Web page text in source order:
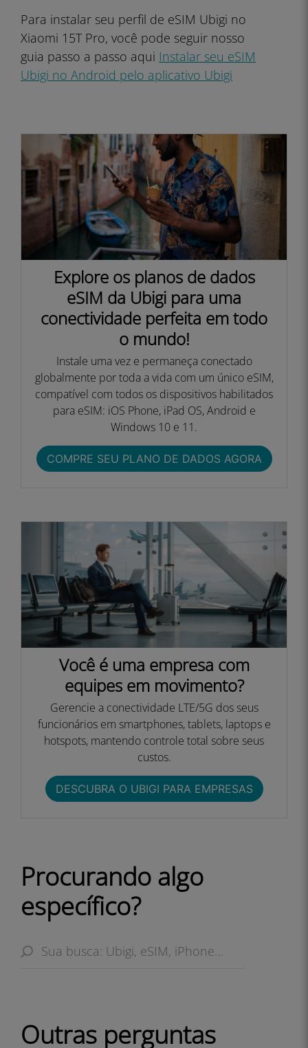
Para instalar seu perfil de eSIM Ubigi no
Xiaomi 15T Pro, você pode seguir nosso
guia passo a passo aqui Instalar seu eSIM
Ubigi no Android pelo aplicativo Ubigi
Explore os planos de dados
eSIM da Ubigi para uma
conectividade perfeita em todo
o mundo!
Instale uma vez e permaneça conectado
globalmente por toda a vida com um único eSIM,
compatível com todos os dispositivos habilitados
para eSIM: iOS Phone, iPad OS, Android e
Windows 10 e 11.
COMPRE SEU PLANO DE DADOS AGORA
Você é uma empresa com
equipes em movimento?
Gerencie a conectividade LTE/5G dos seus
funcionários em smartphones, tablets, laptops e
hotspots, mantendo controle total sobre seus
custos.
DESCUBRA O UBIGI PARA EMPRESAS​
Procurando algo
específico?
Outras perguntas